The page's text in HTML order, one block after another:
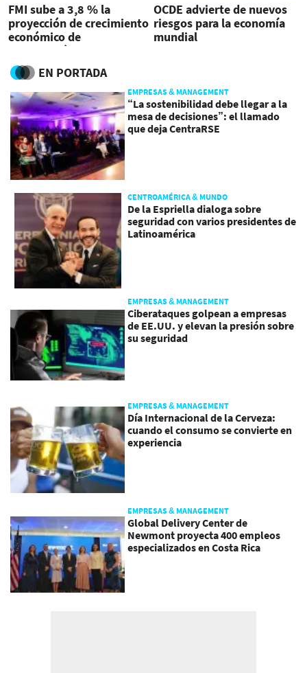
FMI sube a 3,8 % la
proyección de crecimiento
económico de
Centroamérica para 2023
OCDE advierte de nuevos
riesgos para la economía
mundial
EN PORTADA
EMPRESAS & MANAGEMENT
“La sostenibilidad debe llegar a la
mesa de decisiones”: el llamado
que deja CentraRSE
CENTROAMÉRICA & MUNDO
De la Espriella dialoga sobre
seguridad con varios presidentes de
Latinoamérica
EMPRESAS & MANAGEMENT
Ciberataques golpean a empresas
de EE.UU. y elevan la presión sobre
su seguridad
EMPRESAS & MANAGEMENT
Día Internacional de la Cerveza:
cuando el consumo se convierte en
experiencia
EMPRESAS & MANAGEMENT
Global Delivery Center de
Newmont proyecta 400 empleos
especializados en Costa Rica